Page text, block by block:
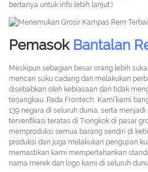
bertanya untuk info lebih lanjut.)
Pemasok Bantalan
Meskipun sebagian besar orang lebih
mencari suku cadang dan melakukan
disebabkan oleh kebiasaan dan tidak
terjangkau. Pada Frontech, Kami’kami
139 negara di seluruh dunia, serta
terverifikasi teratas di Tiongkok di pasar
memproduksi semua barang sendiri di
produksi dan juga melakukan pengujian
memastikan kami mempertahankan
nama merek dan logo kami di seluruh